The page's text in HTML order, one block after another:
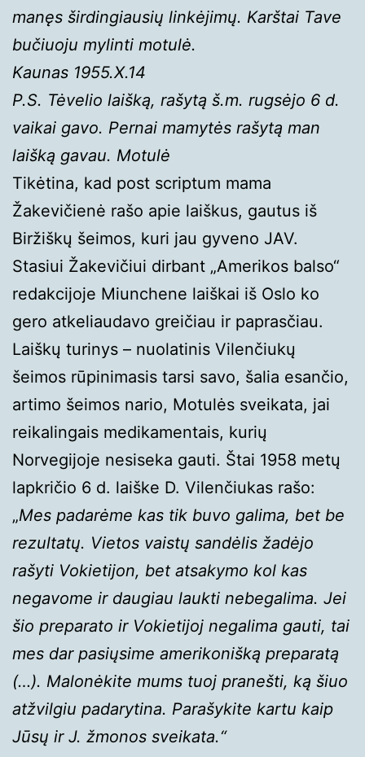
manęs širdingiausių linkėjimų. Karštai Tave
bučiuoju mylinti motulė.
Kaunas 1955.X.14
P.S. Tėvelio laišką, rašytą š.m. rugsėjo 6 d.
vaikai gavo. Pernai mamytės rašytą man
laišką gavau. Motulė
Tikėtina, kad post scriptum mama
Žakevičienė rašo apie laiškus, gautus iš
Biržiškų šeimos, kuri jau gyveno JAV.
Stasiui Žakevičiui dirbant „Amerikos balso“
redakcijoje Miunchene laiškai iš Oslo ko
gero atkeliaudavo greičiau ir paprasčiau.
Laiškų turinys – nuolatinis Vilenčiukų
šeimos rūpinimasis tarsi savo, šalia esančio,
artimo šeimos nario, Motulės sveikata, jai
reikalingais medikamentais, kurių
Norvegijoje nesiseka gauti. Štai 1958 metų
lapkričio 6 d. laiške D. Vilenčiukas rašo:
„Mes padarėme kas tik buvo galima, bet be
rezultatų. Vietos vaistų sandėlis žadėjo
rašyti Vokietijon, bet atsakymo kol kas
negavome ir daugiau laukti nebegalima. Jei
šio preparato ir Vokietijoj negalima gauti, tai
mes dar pasiųsime amerikonišką preparatą
(…). Malonėkite mums tuoj pranešti, ką šiuo
atžvilgiu padarytina. Parašykite kartu kaip
Jūsų ir J. žmonos sveikata.“